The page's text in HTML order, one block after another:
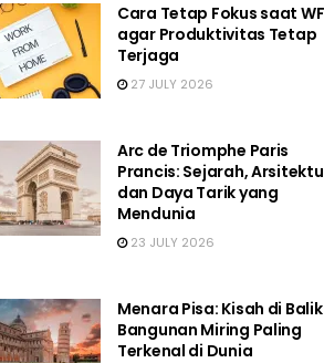
Cara Tetap Fokus saat
agar Produktivitas Tetap
Terjaga
27 JULY 2026
Arc de Triomphe Paris
Prancis: Sejarah,
dan Daya Tarik yang
Mendunia
23 JULY 2026
Menara Pisa: Kisah di Balik
Bangunan Miring Paling
Terkenal di Dunia